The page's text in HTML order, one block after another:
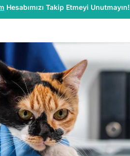
Hesabımızı Takip Etmeyi Unutmayın!